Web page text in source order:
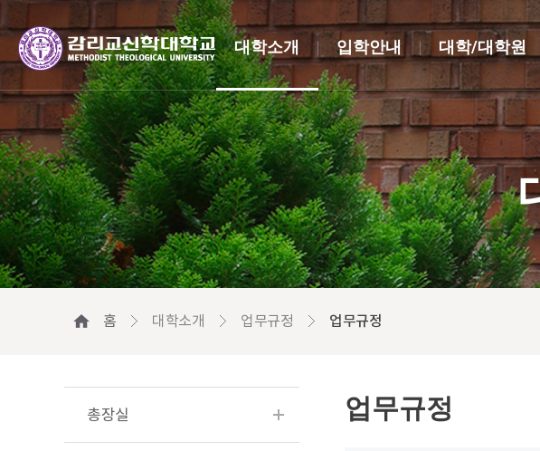
대학소개 입학안내 대학/대학원
홈 대학소개 업무규정 업무규정
총장실 업무규정